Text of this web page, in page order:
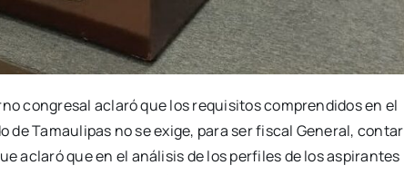
congresal aclaró que los requisitos comprendidos en el
Tamaulipas no se exige, para ser fiscal General, contar
aclaró que en el análisis de los perfiles de los aspirantes